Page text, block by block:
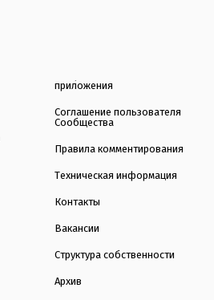
приложения
Соглашение пользователя
Сообщества
Правила комментирования
Техническая информация
Контакты
Вакансии
Структура собственности
Архив